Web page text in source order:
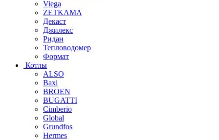
Viega
ZETKAMA
Декаст
Джилекс
Ридан
Тепловодомер
Формат
Котлы
ALSO
Baxi
BROEN
BUGATTI
Cimberio
Global
Grundfos
Hermes